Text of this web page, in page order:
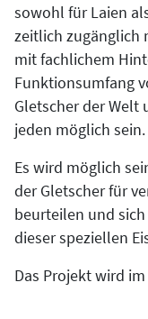
sowohl für Laien
zeitlich zugänglich
mit fachlichem
Funktionsumfang
Gletscher der Welt
jeden möglich sein.
Es wird möglich
der Gletscher für
beurteilen und
dieser speziellen
Das Projekt wird